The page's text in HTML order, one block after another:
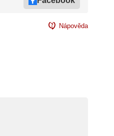
contact_support Nápověda